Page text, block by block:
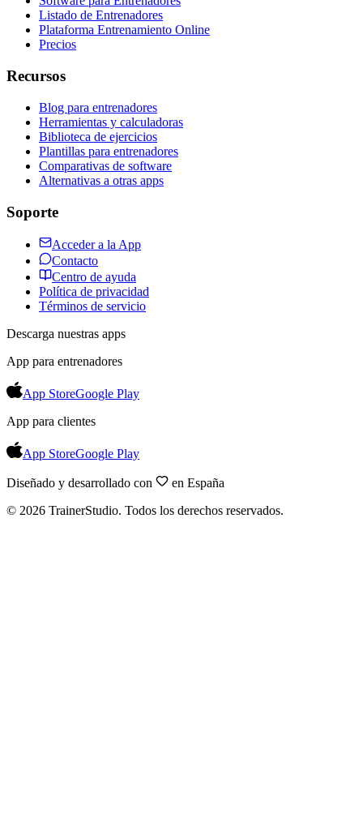
Listado de Entrenadores
Plataforma Entrenamiento Online
Precios
Recursos
Blog para entrenadores
Herramientas y calculadoras
Biblioteca de ejercicios
Plantillas para entrenadores
Comparativas de software
Alternativas a otras apps
Soporte
Acceder a la App
Contacto
Centro de ayuda
Política de privacidad
Términos de servicio
Descarga nuestras apps
App para entrenadores
App StoreGoogle Play
App para clientes
App StoreGoogle Play
Diseñado y desarrollado con
en España
© 2026 TrainerStudio. Todos los derechos reservados.